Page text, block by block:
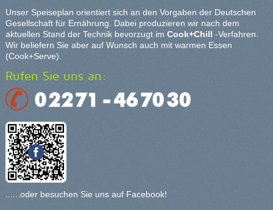
Unser Speiseplan orientiert sich an den Vorgaben der Deutschen
Gesellschaft für Ernährung. Dabei produzieren wir nach dem
aktuellen Stand der Technik bevorzugt im Cook+Chill -Verfahren.
Wir beliefern Sie aber auf Wunsch auch mit warmen Essen
(Cook+Serve).
Rufen Sie uns an:
......oder besuchen Sie uns auf Facebook!